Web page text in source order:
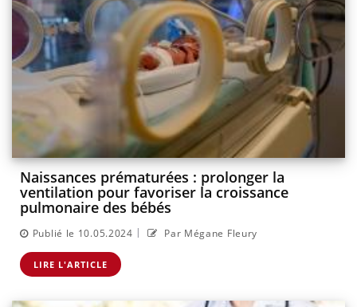
Naissances prématurées : prolonger la
ventilation pour favoriser la croissance
pulmonaire des bébés
Publié le 10.05.2024 | Par Mégane Fleury
LIRE L'ARTICLE